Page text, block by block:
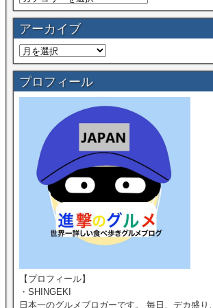
アーカイブ
プロフィール
【プロフィール】
・SHINGEKI
日本一のグルメブロガーです。 毎日、デカ盛り